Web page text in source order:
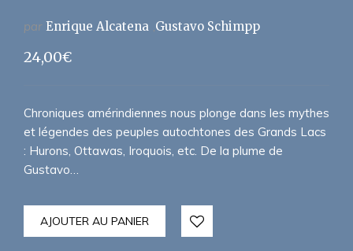
par Enrique Alcatena Gustavo Schimpp
24,00€
Chroniques amérindiennes nous plonge dans les mythes
et légendes des peuples autochtones des Grands Lacs
: Hurons, Ottawas, Iroquois, etc. De la plume de
Gustavo…
AJOUTER AU PANIER